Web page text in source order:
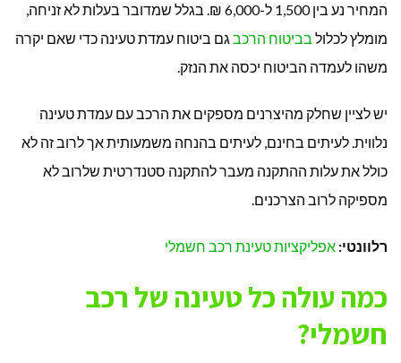
המחיר נע בין 1,500 ל-6,000 ₪. בגלל שמדובר בעלות לא זניחה,
מומלץ לכלול בביטוח הרכב גם ביטוח עמדת טעינה כדי שאם יקרה
משהו לעמדה הביטוח יכסה את הנזק.
יש לציין שחלק מהיצרנים מספקים את הרכב עם עמדת טעינה
נלווית. לעיתים בחינם, לעיתים בהנחה משמעותית אך לרוב זה לא
כולל את עלות ההתקנה מעבר להתקנה סטנדרטית שלרוב לא
מספיקה לרוב הצרכנים.
רלוונטי: אפליקציות טעינת רכב חשמלי
כמה עולה כל טעינה של רכב
חשמלי?